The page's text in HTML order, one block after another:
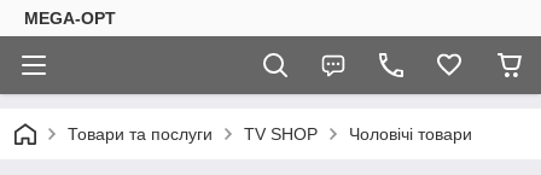
MEGA-OPT
Товари та послуги TV SHOP Чоловічі товари